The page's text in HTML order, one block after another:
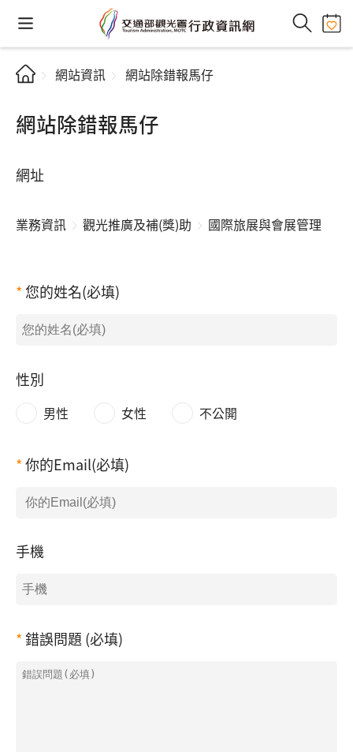
網站資訊 網站除錯報馬仔
網站除錯報馬仔
網址
業務資訊 觀光推廣及補(獎)助 國際旅展與會展管理
您的姓名(必填)
性別
男性 女性 不公開
你的Email(必填)
手機
錯誤問題 (必填)